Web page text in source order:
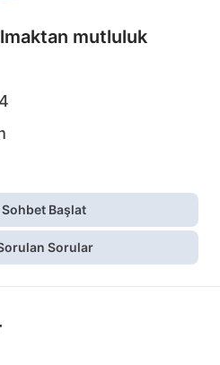
mutluluk
Sohbet Başlat
Sorular